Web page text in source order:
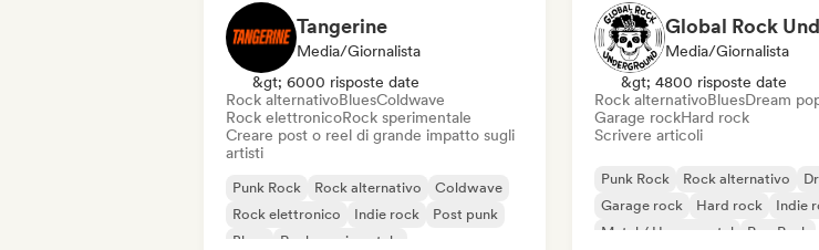
Tangerine
Media/Giornalista
&gt; 6000 risposte date
Rock alternativoBluesColdwave
Rock elettronicoRock sperimentale
Creare post o reel di grande impatto sugli
artisti
Punk Rock Rock alternativo
Coldwave
Rock elettronico
Indie rock
Post punk
Blues
Rock sperimentale
Media/Giornalista
&gt; 4800 risposte date
Rock alternativoBluesDream
Garage rockHard rock
Scrivere articoli
Punk Rock Rock alternativo
Garage rock
Hard rock
Indie
Metal / Heavy metal
Pop Punk